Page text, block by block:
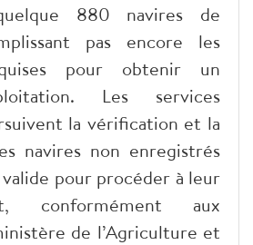
880 navires de
pas encore les
pour obtenir un
Les services
la vérification et la
navires non enregistrés
valide pour procéder à leur
conformément aux
de l’Agriculture et